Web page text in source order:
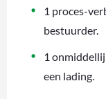
1 proces-
bestuurder.
1
een lading.